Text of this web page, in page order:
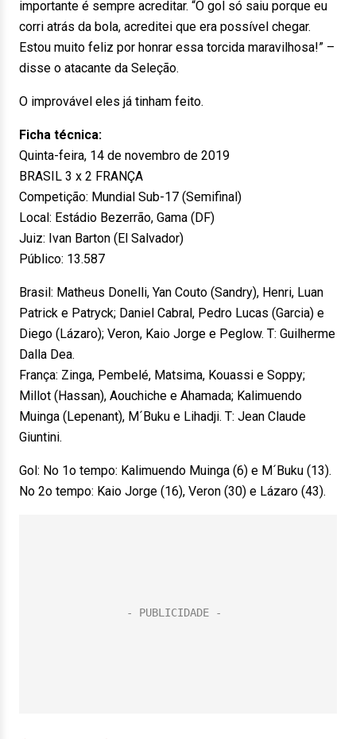
importante é sempre acreditar. “O gol só saiu porque eu
corri atrás da bola, acreditei que era possível chegar.
Estou muito feliz por honrar essa torcida maravilhosa!” –
disse o atacante da Seleção.
O improvável eles já tinham feito.
Ficha técnica:
Quinta-feira, 14 de novembro de 2019
BRASIL 3 x 2 FRANÇA
Competição: Mundial Sub-17 (Semifinal)
Local: Estádio Bezerrão, Gama (DF)
Juiz: Ivan Barton (El Salvador)
Público: 13.587
Brasil: Matheus Donelli, Yan Couto (Sandry), Henri, Luan
Patrick e Patryck; Daniel Cabral, Pedro Lucas (Garcia) e
Diego (Lázaro); Veron, Kaio Jorge e Peglow. T: Guilherme
Dalla Dea.
França: Zinga, Pembelé, Matsima, Kouassi e Soppy;
Millot (Hassan), Aouchiche e Ahamada; Kalimuendo
Muinga (Lepenant), M´Buku e Lihadji. T: Jean Claude
Giuntini.
Gol: No 1o tempo: Kalimuendo Muinga (6) e M´Buku (13).
No 2o tempo: Kaio Jorge (16), Veron (30) e Lázaro (43).